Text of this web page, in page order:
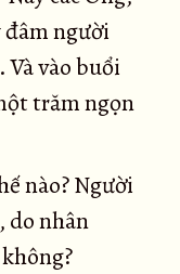
đâm người
vào buổi
trăm ngọn
nào? Người
do nhân